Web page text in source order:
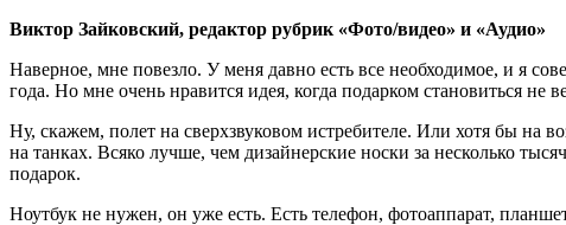
Виктор Зайковский, редактор рубрик «Фото/видео» и «Аудио»
Наверное, мне повезло. У меня давно есть все необходимое, и я
года. Но мне очень нравится идея, когда подарком становиться не
Ну, скажем, полет на сверхзвуковом истребителе. Или хотя бы на
на танках. Всяко лучше, чем дизайнерские носки за несколько
подарок.
Ноутбук не нужен, он уже есть. Есть телефон, фотоаппарат,